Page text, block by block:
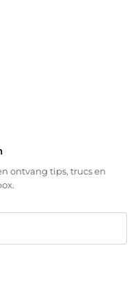
ontvang tips, trucs en